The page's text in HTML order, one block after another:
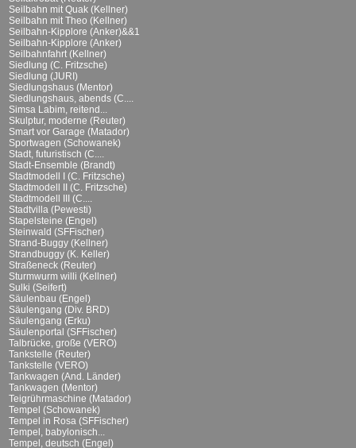
Seilbahn mit Quak (Kellner)
Seilbahn mit Theo (Kellner)
Seilbahn-Kipplore (Anker)&&1
Seilbahn-Kipplore (Anker)
Seilbahnfahrt (Kellner)
Siedlung (C. Fritzsche)
Siedlung (JURI)
Siedlungshaus (Mentor)
Siedlungshaus, abends (C....
Simsa Labim, reitend...
Skulptur, moderne (Reuter)
Smart vor Garage (Matador)
Sportwagen (Schowanek)
Stadt, futuristisch (C....
Stadt-Ensemble (Brandt)
Stadtmodell I (C. Fritzsche)
Stadtmodell II (C. Fritzsche)
Stadtmodell III (C....
Stadtvilla (Pewesti)
Stapelsteine (Engel)
Steinwald (SFFischer)
Strand-Buggy (Kellner)
Strandbuggy (K. Keller)
Straßeneck (Reuter)
Sturmwurm willi (Kellner)
Sulki (Seifert)
Säulenbau (Engel)
Säulengang (Div. BRD)
Säulengang (Erku)
Säulenportal (SFFischer)
Talbrücke, große (VERO)
Tankstelle (Reuter)
Tankstelle (VERO)
Tankwagen (And. Länder)
Tankwagen (Mentor)
Teigrührmaschine (Matador)
Tempel (Schowanek)
Tempel in Rosa (SFFischer)
Tempel, babylonisch...
Tempel, deutsch (Engel)